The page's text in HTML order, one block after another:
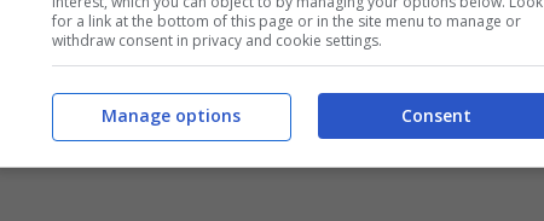
for a link at the bottom of this page or in the site menu to manage or
withdraw consent in privacy and cookie settings.
Consent
Manage options